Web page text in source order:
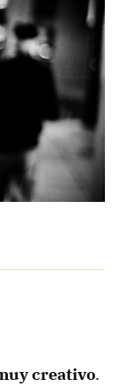
creativo.